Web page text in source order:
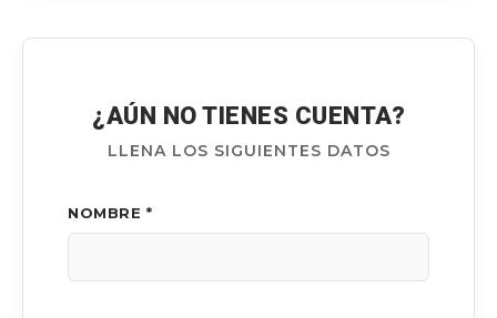
¿AÚN NO TIENES CUENTA?
LLENA LOS SIGUIENTES DATOS
NOMBRE *